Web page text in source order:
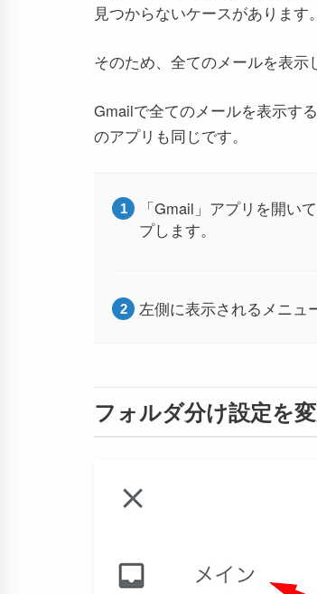
見つからないケースがあります。
そのため、全てのメールを表示
Gmailで全てのメールを表示す
のアプリも同じです。
「Gmail」アプリを開い
プします。
左側に表示されるメニュ
フォルダ分け設定を